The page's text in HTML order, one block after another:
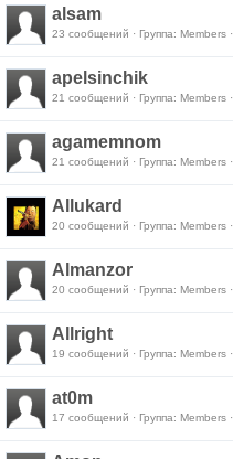
alsam
23 сообщений · Группа: Members ·
apelsinchik
21 сообщений · Группа: Members ·
agamemnom
21 сообщений · Группа: Members ·
Allukard
20 сообщений · Группа: Members ·
Almanzor
20 сообщений · Группа: Members ·
Allright
19 сообщений · Группа: Members ·
at0m
17 сообщений · Группа: Members ·